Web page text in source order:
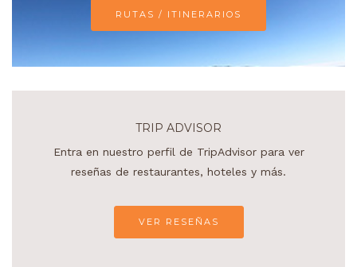
RUTAS / ITINERARIOS
TRIP ADVISOR
Entra en nuestro perfil de TripAdvisor para ver
reseñas de restaurantes, hoteles y más.
VER RESEÑAS